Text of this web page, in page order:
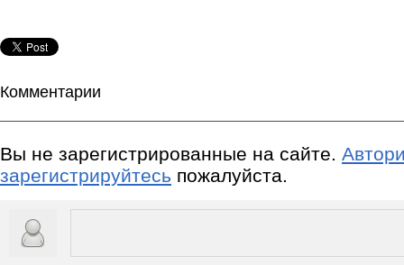
Комментарии
Вы не зарегистрированные на сайте.
зарегистрируйтесь пожалуйста.